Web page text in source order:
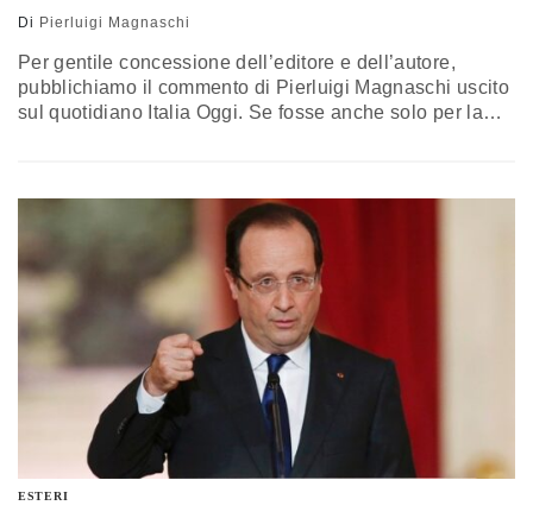
Di Pierluigi Magnaschi
Per gentile concessione dell’editore e dell’autore,
pubblichiamo il commento di Pierluigi Magnaschi uscito
sul quotidiano Italia Oggi. Se fosse anche solo per la
considerato sinora (anche da chi scrive) debolissimo,
dimostra di essere in grado di operare, in condizioni…
ESTERI